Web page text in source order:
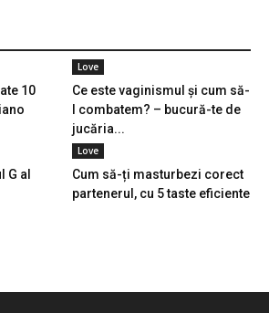
10
Love
Ce este vaginismul și cum să-
l combatem? – bucură-te de
jucăria...
G al
Love
Cum să-ți masturbezi corect
partenerul, cu 5 taste eficiente